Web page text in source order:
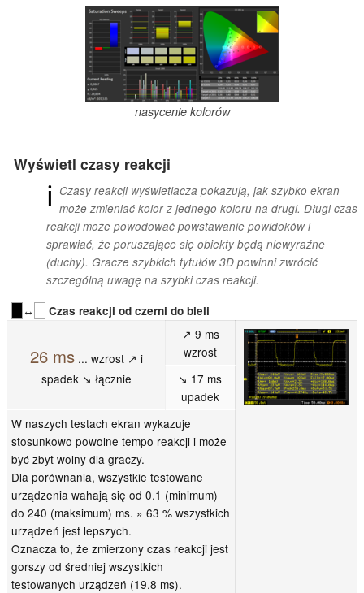
nasycenie kolorów
Wyświetl czasy reakcji
ℹ Czasy reakcji wyświetlacza pokazują, jak szybko ekran
może zmieniać kolor z jednego koloru na drugi. Długi czas
reakcji może powodować powstawanie powidoków i
sprawiać, że poruszające się obiekty będą niewyraźne
(duchy). Gracze szybkich tytułów 3D powinni zwrócić
szczególną uwagę na szybki czas reakcji.
↔
Czas reakcji od czerni do bieli
26 ms... wzrost ↗ i
spadek ↘ łącznie
↗ 9 ms
wzrost
↘ 17 ms
upadek
W naszych testach ekran wykazuje
stosunkowo powolne tempo reakcji i może
być zbyt wolny dla graczy.
Dla porównania, wszystkie testowane
urządzenia wahają się od 0.1 (minimum)
do 240 (maksimum) ms. » 63 % wszystkich
urządzeń jest lepszych.
Oznacza to, że zmierzony czas reakcji jest
gorszy od średniej wszystkich
testowanych urządzeń (19.8 ms).